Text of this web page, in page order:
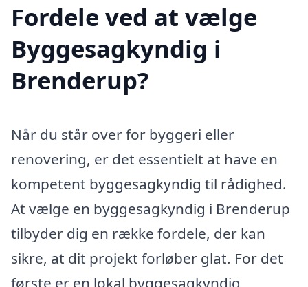
Fordele ved at vælge
Byggesagkyndig i
Brenderup?
Når du står over for byggeri eller
renovering, er det essentielt at have en
kompetent byggesagkyndig til rådighed.
At vælge en byggesagkyndig i Brenderup
tilbyder dig en række fordele, der kan
sikre, at dit projekt forløber glat. For det
første er en lokal byggesagkyndig